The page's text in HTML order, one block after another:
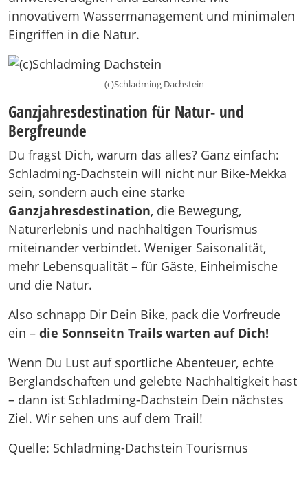
innovativem Wassermanagement und minimalen
Eingriffen in die Natur.
(c)Schladming Dachstein
Ganzjahresdestination für Natur- und
Bergfreunde
Du fragst Dich, warum das alles? Ganz einfach:
Schladming-Dachstein will nicht nur Bike-Mekka
sein, sondern auch eine starke
Ganzjahresdestination, die Bewegung,
Naturerlebnis und nachhaltigen Tourismus
miteinander verbindet. Weniger Saisonalität,
mehr Lebensqualität – für Gäste, Einheimische
und die Natur.
Also schnapp Dir Dein Bike, pack die Vorfreude
ein – die Sonnseitn Trails warten auf Dich!
Wenn Du Lust auf sportliche Abenteuer, echte
Berglandschaften und gelebte Nachhaltigkeit hast
– dann ist Schladming-Dachstein Dein nächstes
Ziel. Wir sehen uns auf dem Trail!
Quelle: Schladming-Dachstein Tourismus